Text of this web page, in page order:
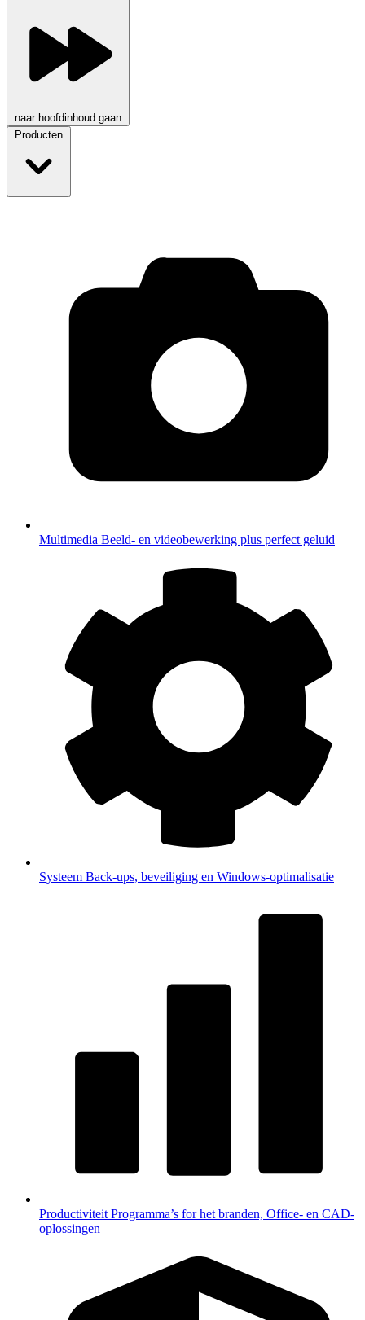
naar hoofdinhoud gaan
Producten
Multimedia Beeld- en videobewerking plus perfect geluid
Systeem Back-ups, beveiliging en Windows-optimalisatie
Productiviteit Programma’s for het branden, Office- en CAD-
oplossingen